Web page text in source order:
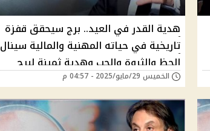
هدية القدر في العيد.. برج سيحقق قفزة
تاريخية في حياته المهنية والمالية سينال
الحظ والثروة والحب وهدية ثمينة لبرج
الجوزاء وفق توقعات ميشال حايك
الخميس 29/مايو/2025 - 04:57 م